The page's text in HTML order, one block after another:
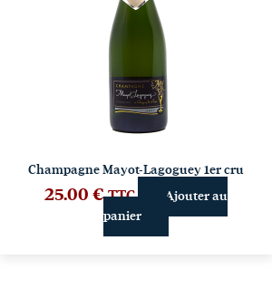
Champagne Mayot-Lagoguey 1er cru
25.00€ TTC
Ajouter au
panier